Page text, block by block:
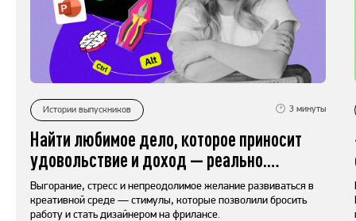
Истории выпускников 3 минуты
Найти любимое дело, которое приносит
удовольствие и доход — реально.
История Даши Цвирко
Выгорание, стресс и непреодолимое желание развиваться в
креативной среде — стимулы, которые позволили бросить
работу и стать дизайнером на фрилансе.